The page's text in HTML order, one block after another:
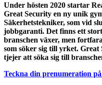
Under hösten 2020 startar
Great Security en ny unik
Säkerhetstekniker, som vid
jobbgaranti. Det finns ett
branschen växer, men
som söker sig till yrket.
tjejer att söka sig till
Teckna din prenumeration